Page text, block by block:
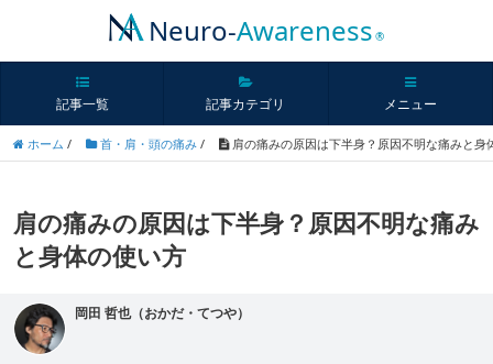
Neuro-Awareness ®
記事一覧 記事カテゴリ メニュー
ホーム / 首・肩・頭の痛み / 肩の痛みの原因は下半身？原因不明な痛みと身
肩の痛みの原因は下半身？原因不明な痛み
と身体の使い方
岡田 哲也（おかだ・てつや）